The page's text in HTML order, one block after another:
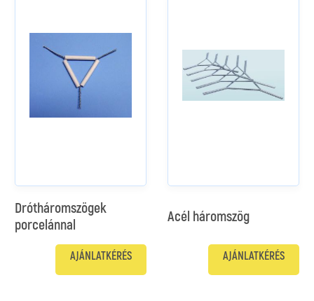
Drótháromszögek
porcelánnal
AJÁNLATKÉRÉS
Acél háromszög
AJÁNLATKÉRÉS